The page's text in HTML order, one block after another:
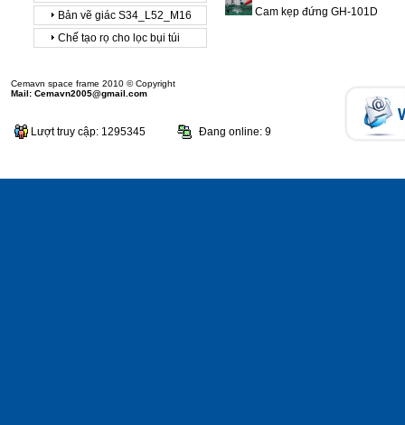
Bản vẽ giác S34_L52_M16
Chế tạo rọ cho lọc bụi túi
Cam kẹp đứng GH-101D
Cemavn space frame 2010 © Copyright
Mail: Cemavn2005@gmail.com
Lượt truy cập: 1295345 Đang online: 9